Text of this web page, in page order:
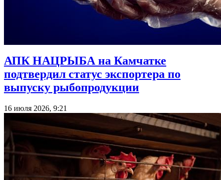
АПК НАЦРЫБА на Камчатке
подтвердил статус экспортера по
выпуску рыбопродукции
16 июля 2026, 9:21